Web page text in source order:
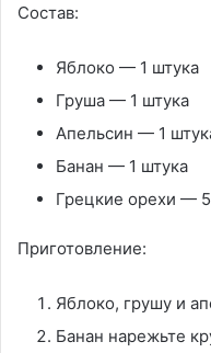
Состав:
Яблоко — 1 штука
Груша — 1 штука
Апельсин — 1
Банан — 1 штука
Грецкие орехи —
Приготовление:
Яблоко, грушу и
Банан нарежьте